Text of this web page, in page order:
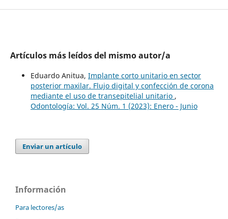
Artículos más leídos del mismo autor/a
Eduardo Anitua, Implante corto unitario en sector
posterior maxilar. Flujo digital y confección de corona
mediante el uso de transepitelial unitario ,
Odontología: Vol. 25 Núm. 1 (2023): Enero - Junio
Enviar un artículo
Información
Para lectores/as